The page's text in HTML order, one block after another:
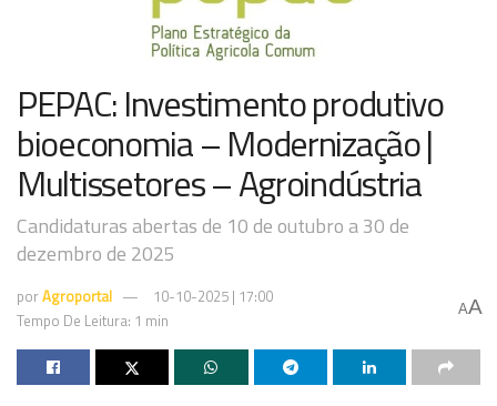
PEPAC: Investimento produtivo
bioeconomia – Modernização |
Multissetores – Agroindústria
Candidaturas abertas de 10 de outubro a 30 de
dezembro de 2025
porAgroportal
10-10-2025 | 17:00
Tempo De Leitura: 1 min
AA